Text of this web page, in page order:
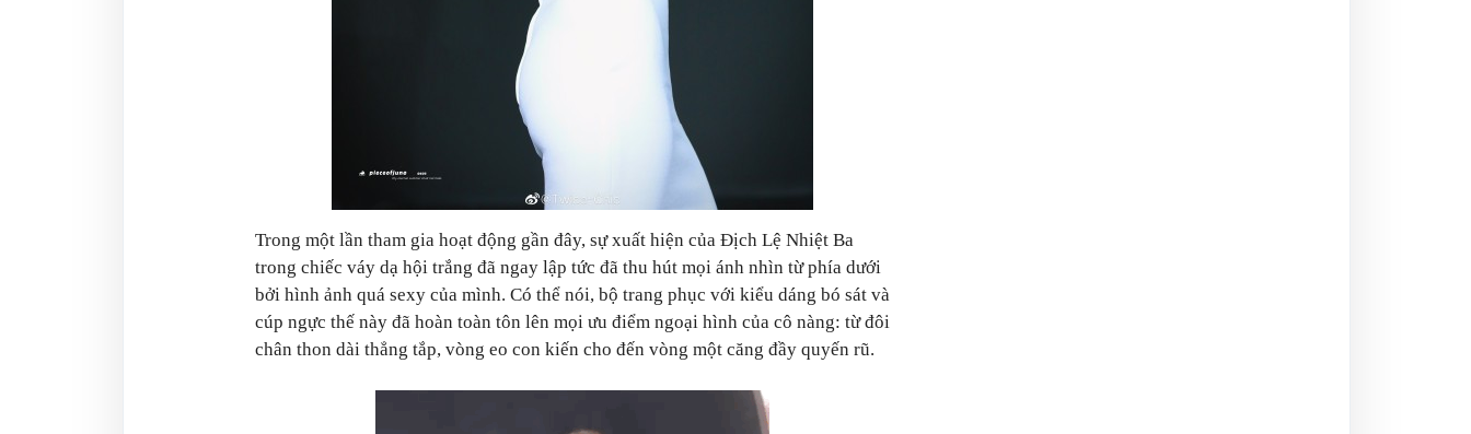
Trong một lần tham gia hoạt động gần đây, sự xuất hiện của Địch Lệ Nhiệt Ba
trong chiếc váy dạ hội trắng đã ngay lập tức đã thu hút mọi ánh nhìn từ phía dưới
bởi hình ảnh quá sexy của mình. Có thể nói, bộ trang phục với kiểu dáng bó sát và
cúp ngực thế này đã hoàn toàn tôn lên mọi ưu điểm ngoại hình của cô nàng: từ đôi
chân thon dài thẳng tắp, vòng eo con kiến cho đến vòng một căng đầy quyến rũ.